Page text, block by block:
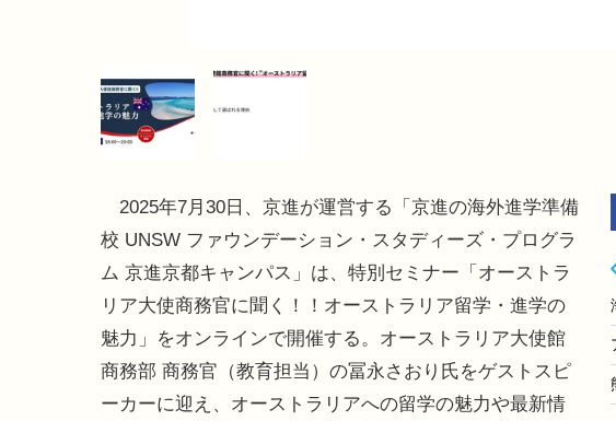
2025年7月30日、京進が運営する「京進の海外進学準備
校 UNSW ファウンデーション・スタディーズ・プログラ
ム 京進京都キャンパス」は、特別セミナー「オーストラ
リア大使商務官に聞く！！オーストラリア留学・進学の
魅力」をオンラインで開催する。オーストラリア大使館
商務部 商務官（教育担当）の冨永さおり氏をゲストスピ
ーカーに迎え、オーストラリアへの留学の魅力や最新情